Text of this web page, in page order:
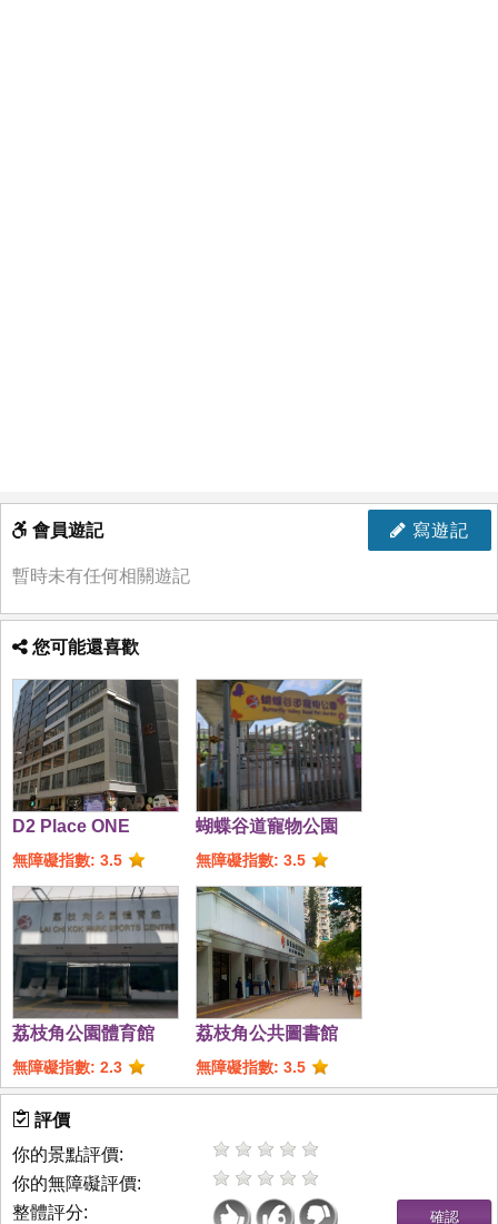
寫遊記
會員遊記
暫時未有任何相關遊記
您可能還喜歡
D2 Place ONE
無障礙指數: 3.5
蝴蝶谷道寵物公園
無障礙指數: 3.5
荔枝角公園體育館
無障礙指數: 2.3
荔枝角公共圖書館
無障礙指數: 3.5
評價
你的景點評價:
你的無障礙評價:
整體評分: